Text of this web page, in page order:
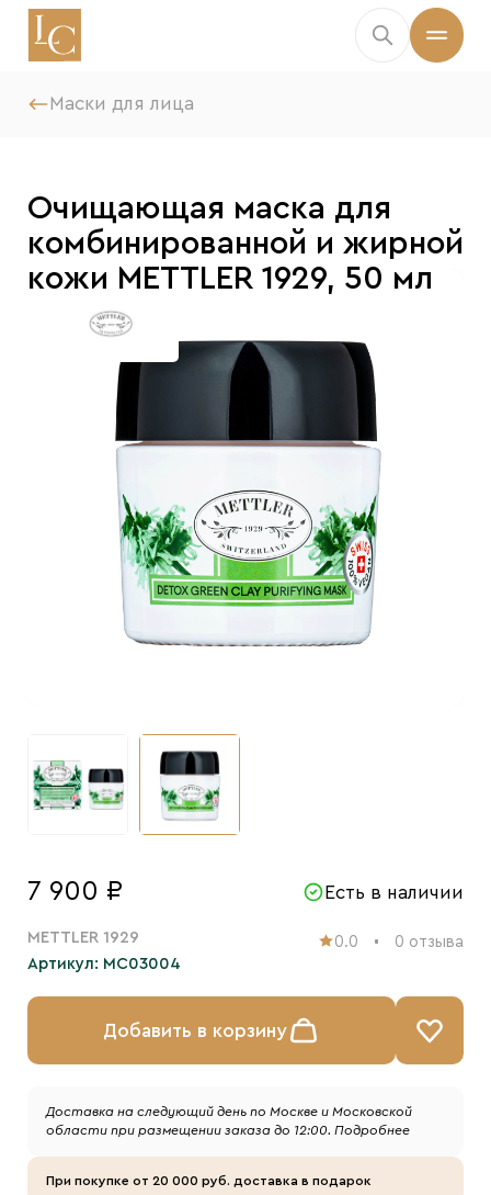
Маски для лица
Очищающая маска для
комбинированной и жирной
кожи METTLER 1929, 50 мл
7 900 ₽ Есть в наличии
0.0 0 отзыва
METTLER 1929
Артикул: MC03004
Добавить в корзину
Доставка на следующий день по Москве и Московской
области при размещении заказа до 12:00.Подробнее
При покупке от 20 000 руб. доставка в подарок